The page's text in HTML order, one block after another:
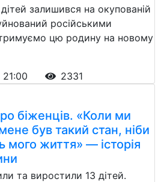
дітей залишився на окупованій
російськими
цю родину на новому
2331
біженців. «Коли ми
був такий стан, ніби
мого життя» — історія
та виростили 13 дітей.